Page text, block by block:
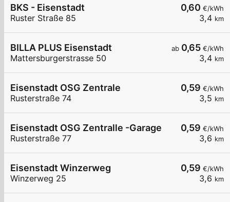
0,60 €/kWh
3,4 km
BKS - Eisenstadt
Ruster Straße 85
ab 0,65 €/kWh
3,4 km
BILLA PLUS Eisenstadt
Mattersburgerstrasse 50
0,59 €/kWh
3,5 km
Eisenstadt OSG Zentrale
Rusterstraße 74
0,59 €/kWh
3,6 km
Eisenstadt OSG Zentralle -Garage
Rusterstraße 77
0,59 €/kWh
3,6 km
Eisenstadt Winzerweg
Winzerweg 25